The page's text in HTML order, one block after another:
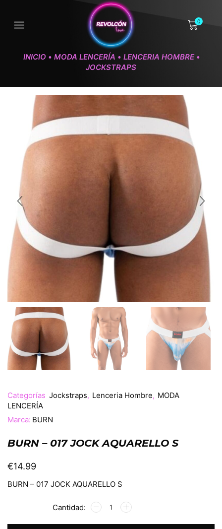
0
INICIO • MODA LENCERÍA • LENCERIA HOMBRE •
JOCKSTRAPS
Categorías Jockstraps, Lenceria Hombre, MODA
LENCERÍA
Marca: BURN
BURN – 017 JOCK AQUARELLO S
€14.99
BURN – 017 JOCK AQUARELLO S
Alternative: